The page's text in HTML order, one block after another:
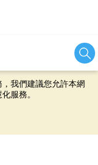
站服務，並有助於為
示您同意我們的
我們建議您允許本網
服務。